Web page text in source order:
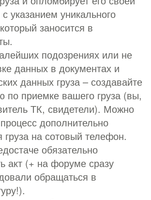
указанием уникального
заносится в
подозрениях или не
данных в документах и
данных груза – создавайте
по приемке вашего груза (вы,
ТК, свидетели). Можно
дополнительно
груза на сотовый телефон.
обязательно
акт (+ на форуме сразу
обращаться в